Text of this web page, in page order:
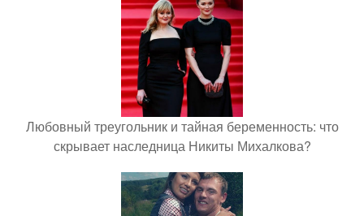
Любовный треугольник и тайная беременность: что
скрывает наследница Никиты Михалкова?